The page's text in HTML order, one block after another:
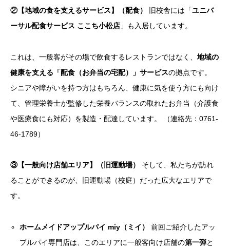
②【地域の食を支えるサービス】（配食） 旧校舎には「ユニバ
ーサル配食サービス ここち小松店 」も入居しています。
これは、一般客がその場で飲食するレストランではなく、 地域の
健康を支える「配食（お弁当の宅配）」サービスの拠点です。
シニアや障がいを持つ方はもちろん、健康に気を使う方にも向け
て、管理栄養士が監修した栄養バランスの取れたお弁当（介護食
や医療食にも対応）を製造・配達しています。 （連絡先：0761-
46-1789）
③【一般向け店舗エリア】（旧運動場）
そして、私たちが訪れ
ることができるのが、旧運動場（校庭）だった広大なエリアで
す。
ホームメイドアップルパイ miy（ミイ）
前回ご紹介したアッ
プルパイ専門店は、このエリアに一般客向け店舗の第一弾と